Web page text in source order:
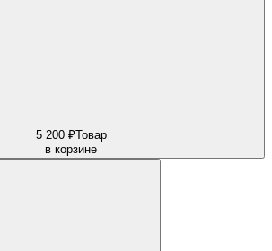
5 200 ₽Товар
в корзине